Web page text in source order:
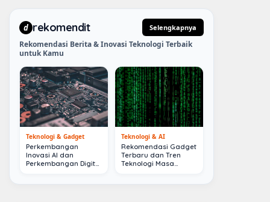
d rekomendit Selengkapnya
Rekomendasi Berita & Inovasi Teknologi Terbaik
untuk Kamu
Teknologi & Gadget
Perkembangan
Inovasi AI dan
Perkembangan Digital
Teknologi & AI
Rekomendasi Gadget
Terbaru dan Tren
Teknologi Masa